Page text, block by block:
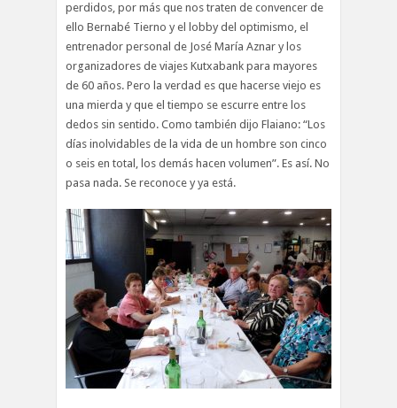
perdidos, por más que nos traten de convencer de
ello Bernabé Tierno y el lobby del optimismo, el
entrenador personal de José María Aznar y los
organizadores de viajes Kutxabank para mayores
de 60 años. Pero la verdad es que hacerse viejo es
una mierda y que el tiempo se escurre entre los
dedos sin sentido. Como también dijo Flaiano: “Los
días inolvidables de la vida de un hombre son cinco
o seis en total, los demás hacen volumen”. Es así. No
pasa nada. Se reconoce y ya está.